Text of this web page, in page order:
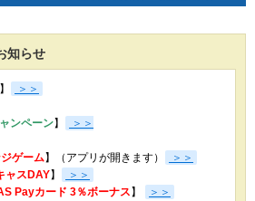
知らせ
】 ＞＞
ンペーン】 ＞＞
ゲーム】（アプリが開きます）
＞＞
ャスDAY】
＞＞
Payカード 3％ボーナス】 ＞＞